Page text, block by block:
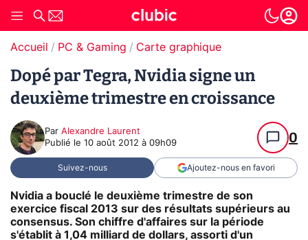
Accueil PC & Gaming Carte graphique
Dopé par Tegra, Nvidia signe un
deuxième trimestre en croissance
Par Alexandre Laurent
Publié le 10 août 2012 à 09h09 0
Suivez-nous Ajoutez-nous en favori
Nvidia a bouclé le deuxième trimestre de son
exercice fiscal 2013 sur des résultats supérieurs au
consensus. Son chiffre d'affaires sur la période
s'établit à 1,04 milliard de dollars, assorti d'un